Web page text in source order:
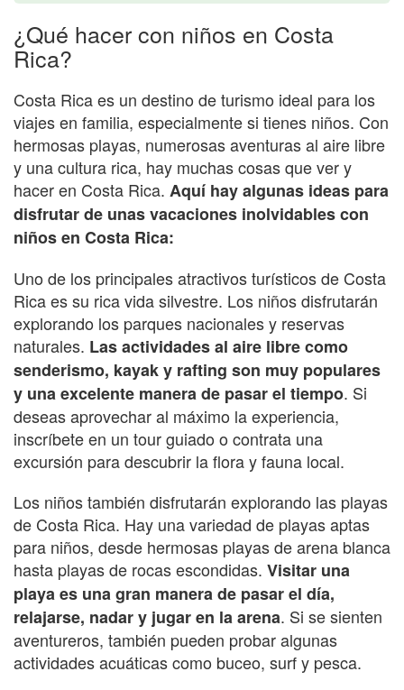
¿Qué hacer con niños en Costa
Rica?
Costa Rica es un destino de turismo ideal para los
viajes en familia, especialmente si tienes niños. Con
hermosas playas, numerosas aventuras al aire libre
y una cultura rica, hay muchas cosas que ver y
hacer en Costa Rica. Aquí hay algunas ideas para
disfrutar de unas vacaciones inolvidables con
niños en Costa Rica:
Uno de los principales atractivos turísticos de Costa
Rica es su rica vida silvestre. Los niños disfrutarán
explorando los parques nacionales y reservas
naturales. Las actividades al aire libre como
senderismo, kayak y rafting son muy populares
y una excelente manera de pasar el tiempo. Si
deseas aprovechar al máximo la experiencia,
inscríbete en un tour guiado o contrata una
excursión para descubrir la flora y fauna local.
Los niños también disfrutarán explorando las playas
de Costa Rica. Hay una variedad de playas aptas
para niños, desde hermosas playas de arena blanca
hasta playas de rocas escondidas. Visitar una
playa es una gran manera de pasar el día,
relajarse, nadar y jugar en la arena. Si se sienten
aventureros, también pueden probar algunas
actividades acuáticas como buceo, surf y pesca.